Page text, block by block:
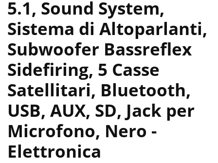
5.1, Sound System,
Sistema di Altoparlanti,
Subwoofer Bassreflex
Sidefiring, 5 Casse
Satellitari, Bluetooth,
USB, AUX, SD, Jack per
Microfono, Nero -
Elettronica